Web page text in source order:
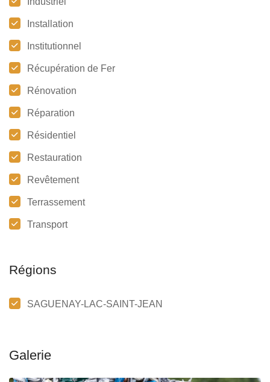
Installation
Institutionnel
Récupération de Fer
Rénovation
Réparation
Résidentiel
Restauration
Revêtement
Terrassement
Transport
Régions
SAGUENAY-LAC-SAINT-JEAN